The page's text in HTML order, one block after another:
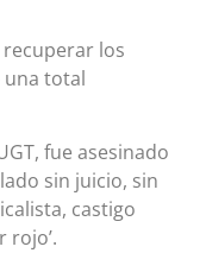
los
una total
fue asesinado
sin juicio, sin
castigo
rojo’.